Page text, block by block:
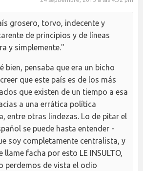
grosero, torvo, indecente y
de principios y de líneas
y simplemente."
bien, pensaba que era un bicho
que este país es de los más
que existen de un tiempo a esa
a una errática política
entre otras lindezas. Lo de pitar el
se puede hasta entender -
soy completamente centralista, y
llame facha por esto LE INSULTO,
perdemos de vista el odio